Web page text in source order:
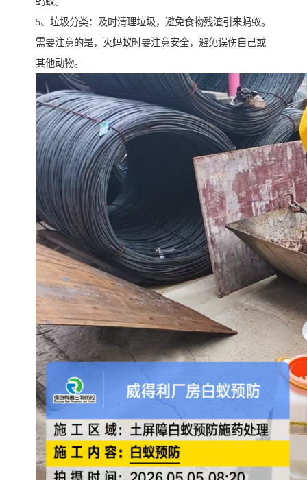
5、垃圾分类：及时清理垃圾，避免食物残渣引来蚂蚁。
需要注意的是，灭蚂蚁时要注意安全，避免误伤自己或
其他动物。